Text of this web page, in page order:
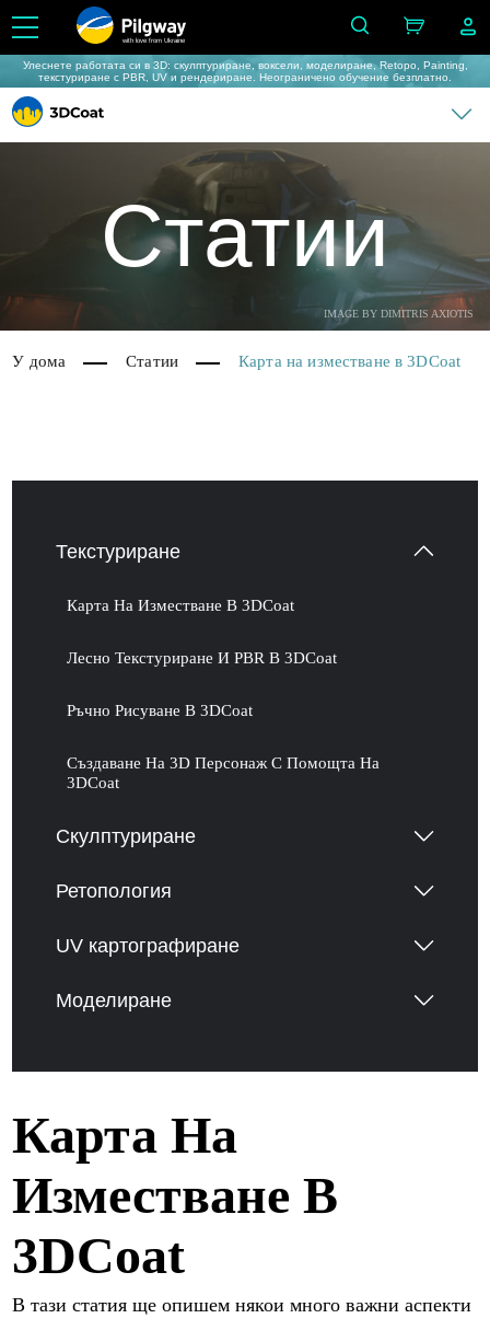
with love from Ukraine
Улеснете работата си в 3D: скулптуриране, воксели, моделиране, Retopo, Painting,
текстуриране с PBR, UV и рендериране. Неограничено обучение безплатно.
IMAGE BY DIMITRIS AXIOTIS
Статии
У дома Статии Карта на изместване в 3DCoat
Текстуриране
Карта На Изместване В 3DCoat
Лесно Текстуриране И PBR В 3DCoat
Ръчно Рисуване В 3DCoat
Създаване На 3D Персонаж С Помощта На
3DCoat
Скулптуриране
Ретопология
UV картографиране
Моделиране
Карта На
Изместване В
3DCoat
В тази статия ще опишем някои много важни аспекти